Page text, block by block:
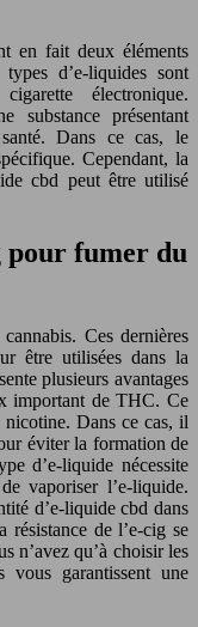
en fait deux éléments
d’e-liquides sont
électronique.
substance présentant
Dans ce cas, le
Cependant, la
cbd peut être utilisé
pour fumer du
Ces dernières
être utilisées dans la
plusieurs avantages
important de THC. Ce
nicotine. Dans ce cas, il
éviter la formation de
d’e-liquide nécessite
vaporiser l’e-liquide.
d’e-liquide cbd dans
de l’e-cig se
n’avez qu’à choisir les
vous garantissent une